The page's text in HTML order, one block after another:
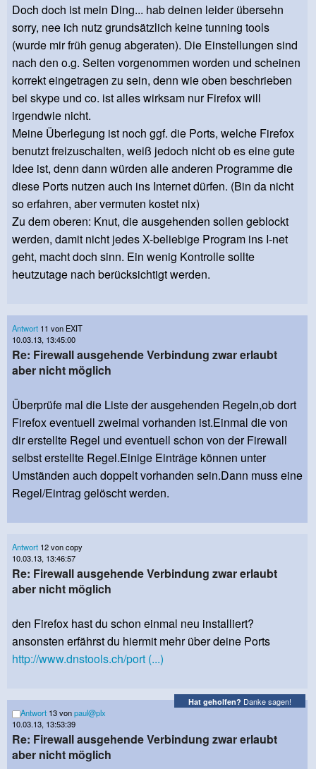
Doch doch ist mein Ding... hab deinen leider übersehn
sorry, nee ich nutz grundsätzlich keine tunning tools
(wurde mir früh genug abgeraten). Die Einstellungen sind
nach den o.g. Seiten vorgenommen worden und scheinen
korrekt eingetragen zu sein, denn wie oben beschrieben
bei skype und co. ist alles wirksam nur Firefox will
irgendwie nicht.
Meine Überlegung ist noch ggf. die Ports, welche Firefox
benutzt freizuschalten, weiß jedoch nicht ob es eine gute
Idee ist, denn dann würden alle anderen Programme die
diese Ports nutzen auch ins Internet dürfen. (Bin da nicht
so erfahren, aber vermuten kostet nix)
Zu dem oberen: Knut, die ausgehenden sollen geblockt
werden, damit nicht jedes X-beliebige Program ins I-net
geht, macht doch sinn. Ein wenig Kontrolle sollte
heutzutage nach berücksichtigt werden.
Antwort 11 von EXIT
10.03.13, 13:45:00
Re: Firewall ausgehende Verbindung zwar erlaubt
aber nicht möglich
Überprüfe mal die Liste der ausgehenden Regeln,ob dort
Firefox eventuell zweimal vorhanden ist.Einmal die von
dir erstellte Regel und eventuell schon von der Firewall
selbst erstellte Regel.Einige Einträge können unter
Umständen auch doppelt vorhanden sein.Dann muss eine
Regel/Eintrag gelöscht werden.
Antwort 12 von copy
10.03.13, 13:46:57
Re: Firewall ausgehende Verbindung zwar erlaubt
aber nicht möglich
den Firefox hast du schon einmal neu installiert?
ansonsten erfährst du hiermit mehr über deine Ports
http://www.dnstools.ch/port (...)
Hat geholfen? Danke sagen!
Antwort 13 vonpaul@plx
10.03.13, 13:53:39
Re: Firewall ausgehende Verbindung zwar erlaubt
aber nicht möglich